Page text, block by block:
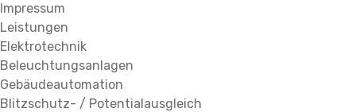
Impressum
Leistungen
Elektrotechnik
Beleuchtungsanlagen
Gebäudeautomation
Blitzschutz- / Potentialausgleich